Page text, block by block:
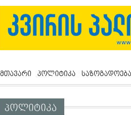
მთავარი პოლიტიკა საზოგადოება
პოლიტიკა